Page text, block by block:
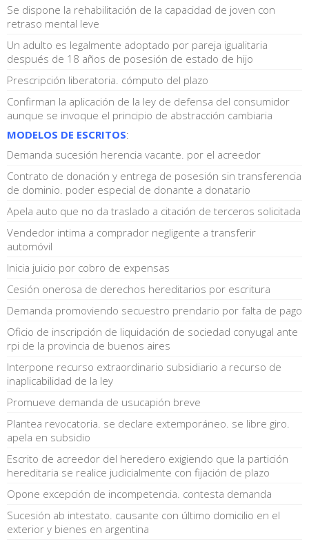
Se dispone la rehabilitación de la capacidad de joven con
retraso mental leve
Un adulto es legalmente adoptado por pareja igualitaria
después de 18 años de posesión de estado de hijo
Prescripción liberatoria. cómputo del plazo
Confirman la aplicación de la ley de defensa del consumidor
aunque se invoque el principio de abstracción cambiaria
MODELOS DE ESCRITOS:
Demanda sucesión herencia vacante. por el acreedor
Contrato de donación y entrega de posesión sin transferencia
de dominio. poder especial de donante a donatario
Apela auto que no da traslado a citación de terceros solicitada
Vendedor intima a comprador negligente a transferir
automóvil
Inicia juicio por cobro de expensas
Cesión onerosa de derechos hereditarios por escritura
Demanda promoviendo secuestro prendario por falta de pago
Oficio de inscripción de liquidación de sociedad conyugal ante
rpi de la provincia de buenos aires
Interpone recurso extraordinario subsidiario a recurso de
inaplicabilidad de la ley
Promueve demanda de usucapión breve
Plantea revocatoria. se declare extemporáneo. se libre giro.
apela en subsidio
Escrito de acreedor del heredero exigiendo que la partición
hereditaria se realice judicialmente con fijación de plazo
Opone excepción de incompetencia. contesta demanda
Sucesión ab intestato. causante con último domicilio en el
exterior y bienes en argentina